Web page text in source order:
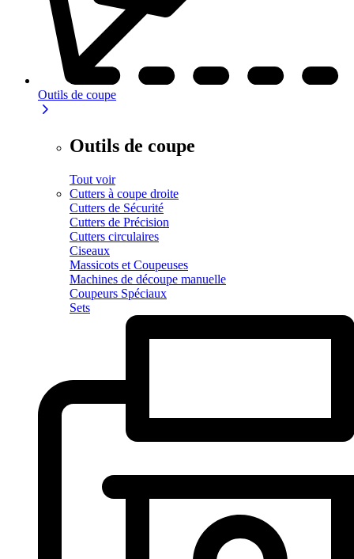
Outils de coupe
Outils de coupe
Tout voir
Cutters à coupe droite
Cutters de Sécurité
Cutters de Précision
Cutters circulaires
Ciseaux
Massicots et Coupeuses
Machines de découpe manuelle
Coupeurs Spéciaux
Sets